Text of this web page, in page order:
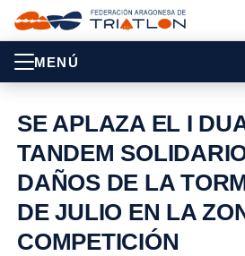
MENÚ
SE APLAZA EL I
TANDEM
DAÑOS DE LA
DE JULIO EN LA
COMPETICIÓN